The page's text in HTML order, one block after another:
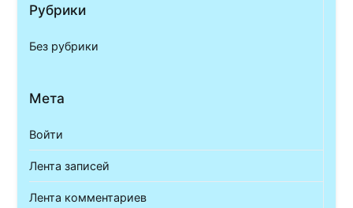
Рубрики
Без рубрики
Мета
Войти
Лента записей
Лента комментариев